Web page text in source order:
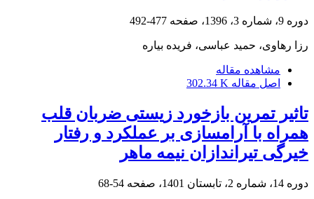
دوره 9، شماره 3، 1396، صفحه 477-492
رزا رهاوی، حمید عباسی، فریده بیاره
مشاهده مقاله
اصل مقاله 302.34 K
تاثیر تمرین بازخورد زیستی ضربان قلب
همراه با آرامسازی بر عملکرد و رفتار
خیرگی تیراندازان نیمه ماهر
دوره 14، شماره 2، تابستان 1401، صفحه 54-68